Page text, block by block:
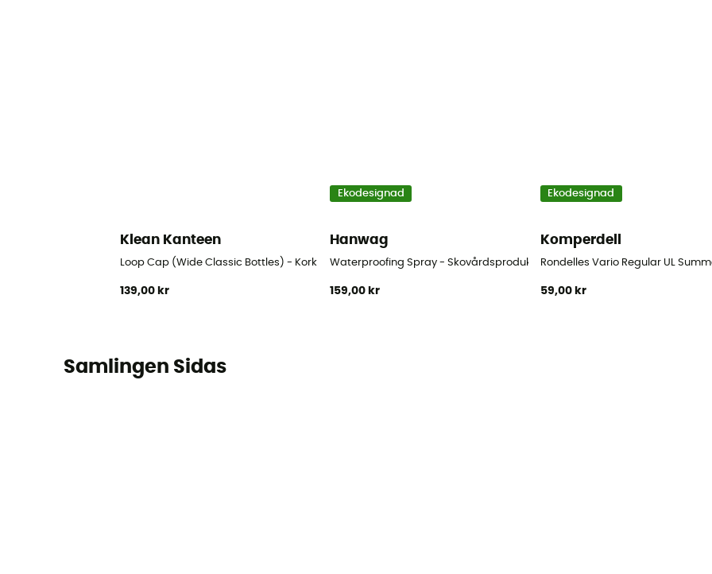
Klean Kanteen
Loop Cap (Wide Classic Bottles) - Kork
139,00 kr
Ekodesignad
Hanwag
Waterproofing Spray - Skovårdsprodukt
159,00 kr
Ekodesignad
Komperdell
Rondelles Vario Regular UL
59,00 kr
Samlingen Sidas